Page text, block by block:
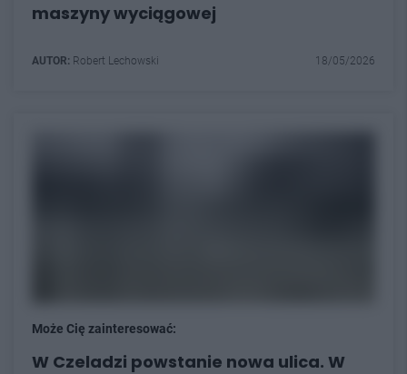
maszyny wyciągowej
AUTOR: Robert Lechowski 18/05/2026
Może Cię zainteresować:
W Czeladzi powstanie nowa ulica. W